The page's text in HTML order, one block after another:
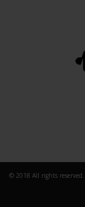
© 2018 All rights